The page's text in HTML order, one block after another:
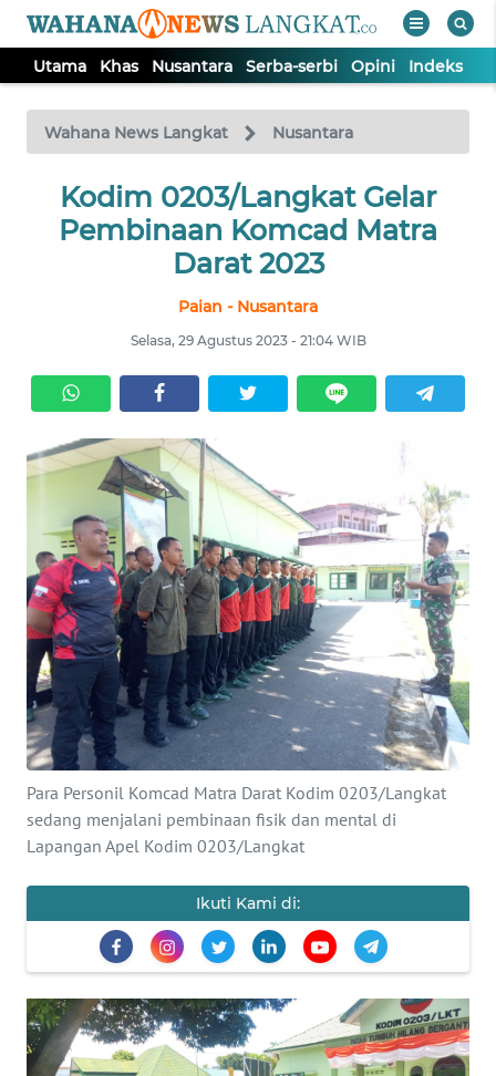
Utama Khas Nusantara Serba-serbi Opini Indeks
Wahana News Langkat Nusantara
Kodim 0203/Langkat Gelar
Pembinaan Komcad Matra
Darat 2023
Paian - Nusantara
Selasa, 29 Agustus 2023 - 21:04 WIB
Para Personil Komcad Matra Darat Kodim 0203/Langkat
sedang menjalani pembinaan fisik dan mental di
Lapangan Apel Kodim 0203/Langkat
Ikuti Kami di:
TV
Tutup
UTAMA
SERBA-
SERBI
OPINI
Informasi
INDEKS
BERITA
KONTAK
KAMI
INFO
IKLAN
TENTANG
KAMI
MEDIA
REDAKSI
KARIR